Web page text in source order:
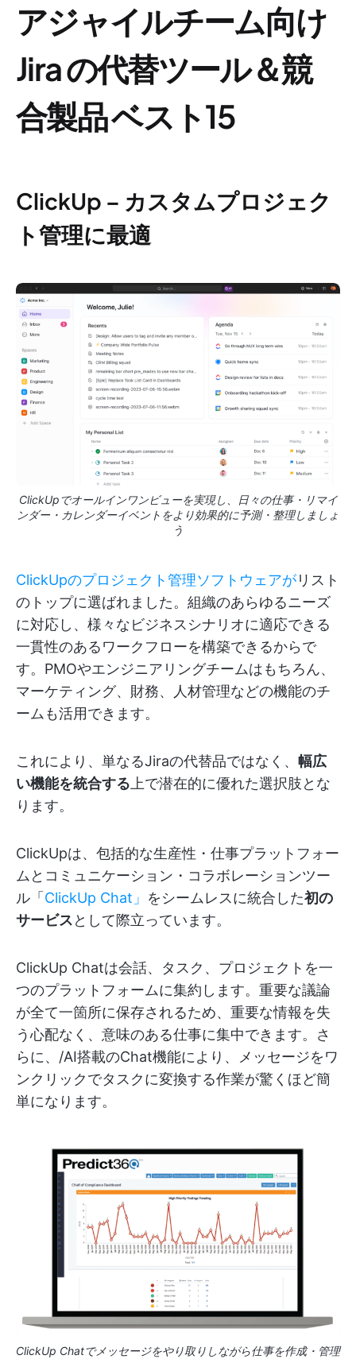
アジャイルチーム向け
Jira の代替ツール＆競
合製品 ベスト15
ClickUp – カスタムプロジェク
ト管理に最適
ClickUpでオールインワンビューを実現し、日々の仕事・リマイ
ンダー・カレンダーイベントをより効果的に予測・整理しましょ
う
ClickUpのプロジェクト管理ソフトウェアがリスト
のトップに選ばれました。組織のあらゆるニーズ
に対応し、様々なビジネスシナリオに適応できる
一貫性のあるワークフローを構築できるからで
す。PMOやエンジニアリングチームはもちろん、
マーケティング、財務、人材管理などの機能のチ
ームも活用できます。
これにより、単なるJiraの代替品ではなく、 幅広
い機能を統合する 上で潜在的に優れた選択肢とな
ります。
ClickUpは、包括的な生産性・仕事プラットフォー
ムとコミュニケーション・コラボレーションツー
ル「ClickUp Chat」 をシームレスに統合した初の
サービスとして際立っています。
ClickUp Chatは会話、タスク、プロジェクトを一
つのプラットフォームに集約します。重要な議論
が全て一箇所に保存されるため、重要な情報を失
う心配なく、意味のある仕事に集中できます。さ
らに、/AI搭載のChat機能により、メッセージをワ
ンクリックでタスクに変換する作業が驚くほど簡
単になります。
ClickUp Chatでメッセージをやり取りしながら仕事を作成・管理